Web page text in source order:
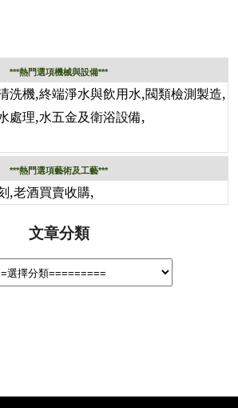
***熱門選項機械與設備***
洗機,終端淨水與飲用水,閥類檢測製造,
處理,水五金及衛浴設備,
***熱門選項藝術及工藝***
,老酒買賣收購,
文章分類